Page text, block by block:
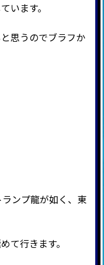
います。
思うのでブラフか
ンプ龍が如く、東
て行きます。